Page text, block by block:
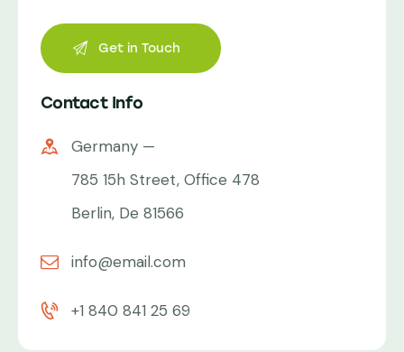
Contact Info
Germany —
785 15h Street, Office 478
Berlin, De 81566
info@email.com
+1 840 841 25 69